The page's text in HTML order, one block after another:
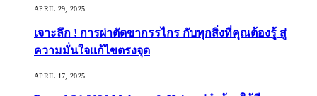
APRIL 29, 2025
เจาะลึก ! การผ่าตัดขากรรไกร กับทุกสิ่งที่คุณต้องรู้ สู่
ความมั่นใจแก้ไขตรงจุด
APRIL 17, 2025